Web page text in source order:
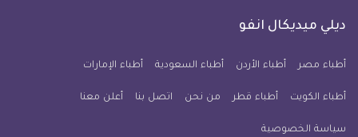
فيسبوكتويتر
يوتيوب
معلومة
للآيفون
ديلي ميديكال انفو
أطباء مصر أطباء الأردن أطباء السعودية أطباء الإمارات
أطباء الكويت أطباء قطر من نحن اتصل بنا أعلن معنا
سياسة الخصوصية